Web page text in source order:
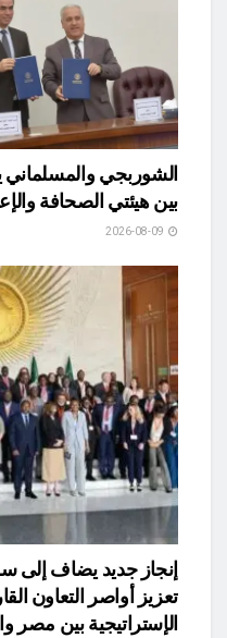
الشوربجي والمسلماني
بين هيئتي الصحافة
​إنجاز جديد يضاف إلى
تعزيز أواصر التعاون
الإستراتيجية بين مصر